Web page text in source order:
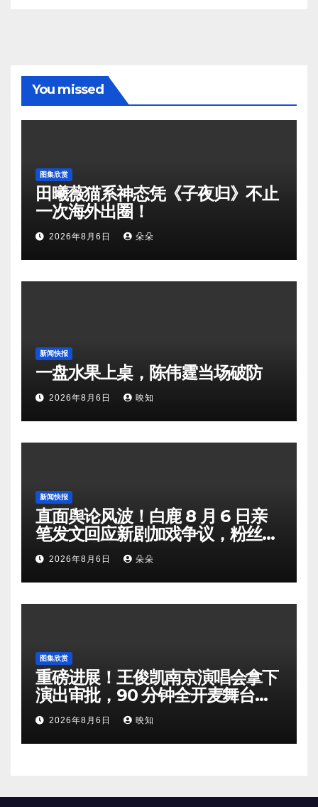
You missed
图集欣赏
田曦薇猫系神态凭《子夜归》不止
一次海外出圈！
2026年8月6日 朵朵
新闻快报
一盘水果上桌，陈伟霆当场破防
2026年8月6日 映知
新闻快报
直面舆论风波！白鹿 8 月 6 日亲
笔发文回应新剧加戏争议，粉丝剧
组矛盾暗流涌动
2026年8月6日 朵朵
图集欣赏
重磅进展！王俊凯南京演唱会拿下
演出审批，90 分钟全开麦舞台即
将奔赴南京
2026年8月6日 映知